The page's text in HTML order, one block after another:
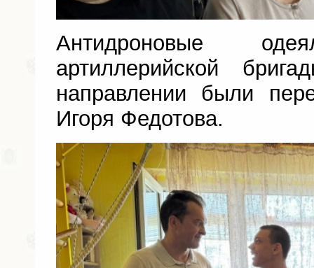
Антидроновые
артиллерийской
направлении были
Игоря Федотова.